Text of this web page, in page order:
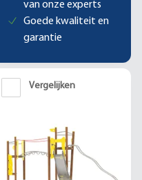
van onze experts
Goede kwaliteit en
garantie
Vergelijken